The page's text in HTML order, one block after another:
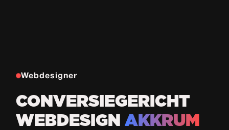
Webdesigner
CONVERSIEGERICHT
WEBDESIGNAKKRUM